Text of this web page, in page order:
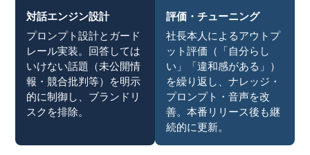
対話エンジン設計
プロンプト設計とガード
レール実装。回答しては
いけない話題（未公開情
報・競合批判等）を明示
的に制御し、ブランドリ
スクを排除。
評価・チューニング
社長本人によるアウトプ
ット評価（「自分らし
い」「違和感がある」）
を繰り返し、ナレッジ・
プロンプト・音声を改
善。本番リリース後も継
続的に更新。